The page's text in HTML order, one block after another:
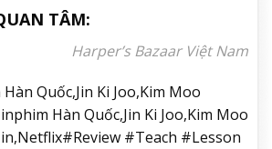
TÂM:
Harper’s Bazaar Việt Nam
Quốc,Jin Ki Joo,Kim Moo
Hàn Quốc,Jin Ki Joo,Kim Moo
#Teach #Lesson